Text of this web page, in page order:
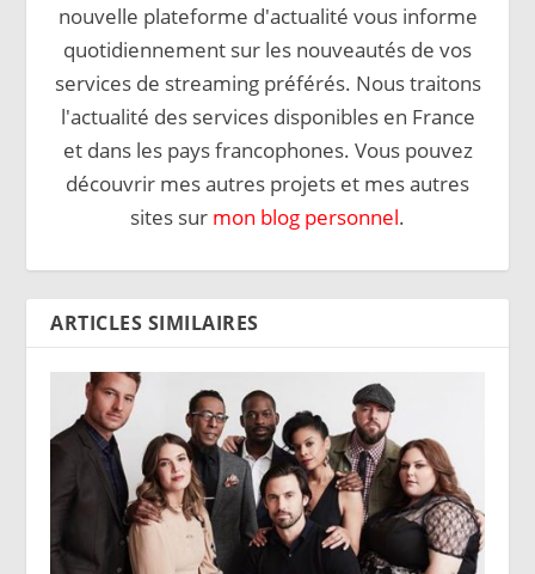
nouvelle plateforme d'actualité vous informe
quotidiennement sur les nouveautés de vos
services de streaming préférés. Nous traitons
l'actualité des services disponibles en France
et dans les pays francophones. Vous pouvez
découvrir mes autres projets et mes autres
sites sur mon blog personnel.
ARTICLES SIMILAIRES